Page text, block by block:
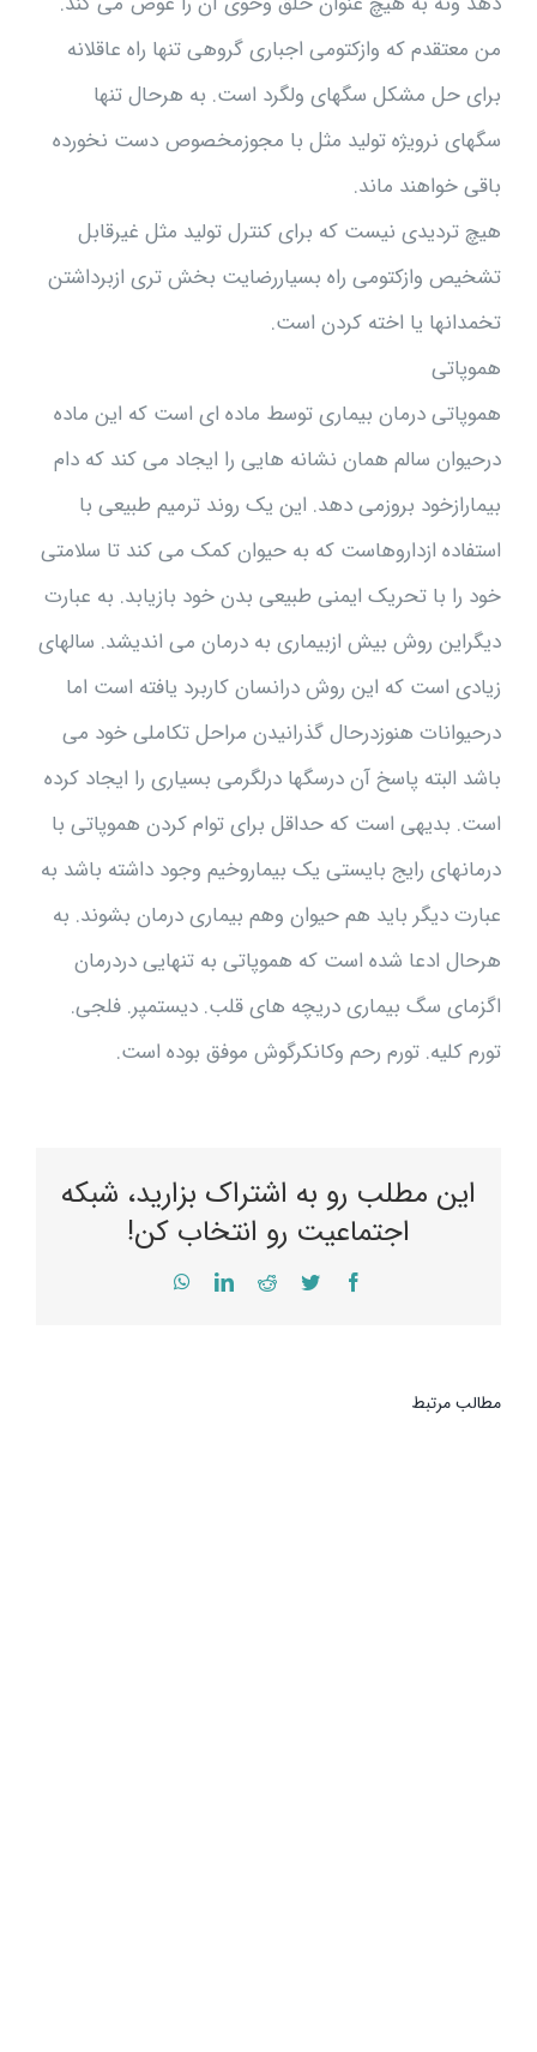
من معتقدم که وازکتومی اجباری گروهی تنها راه عاقلانه
برای حل مشکل سگهای ولگرد است. به هرحال تنها
سگهای نرویژه تولید مثل با مجوزمخصوص دست نخورده
باقی خواهند ماند.
هیچ تردیدی نیست که برای کنترل تولید مثل غیرقابل
تشخیص وازکتومی راه بسیاررضایت بخش تری ازبرداشتن
تخمدانها یا اخته کردن است.
هموپاتی
هموپاتی درمان بیماری توسط ماده ای است که این ماده
درحیوان سالم همان نشانه هایی را ایجاد می کند که دام
بیمارازخود بروزمی دهد. این یک روند ترمیم طبیعی با
استفاده ازداروهاست که به حیوان کمک می کند تا سلامتی
خود را با تحریک ایمنی طبیعی بدن خود بازیابد. به عبارت
دیگراین روش بیش ازبیماری به درمان می اندیشد. سالهای
زیادی است که این روش درانسان کاربرد یافته است اما
درحیوانات هنوزدرحال گذرانیدن مراحل تکاملی خود می
باشد البته پاسخ آن درسگها درلگرمی بسیاری را ایجاد کرده
است. بدیهی است که حداقل برای توام کردن هموپاتی با
درمانهای رایج بایستی یک بیماروخیم وجود داشته باشد به
عبارت دیگر باید هم حیوان وهم بیماری درمان بشوند. به
هرحال ادعا شده است که هموپاتی به تنهایی دردرمان
اگزمای سگ بیماری دریچه های قلب. دیستمپر. فلجی.
تورم کلیه. تورم رحم وکانکرگوش موفق بوده است.
این مطلب رو به اشتراک بزارید، شبکه
اجتماعیت رو انتخاب کن!
Facebook
Twitter
Reddit
LinkedIn
WhatsApp
مطالب مرتبط